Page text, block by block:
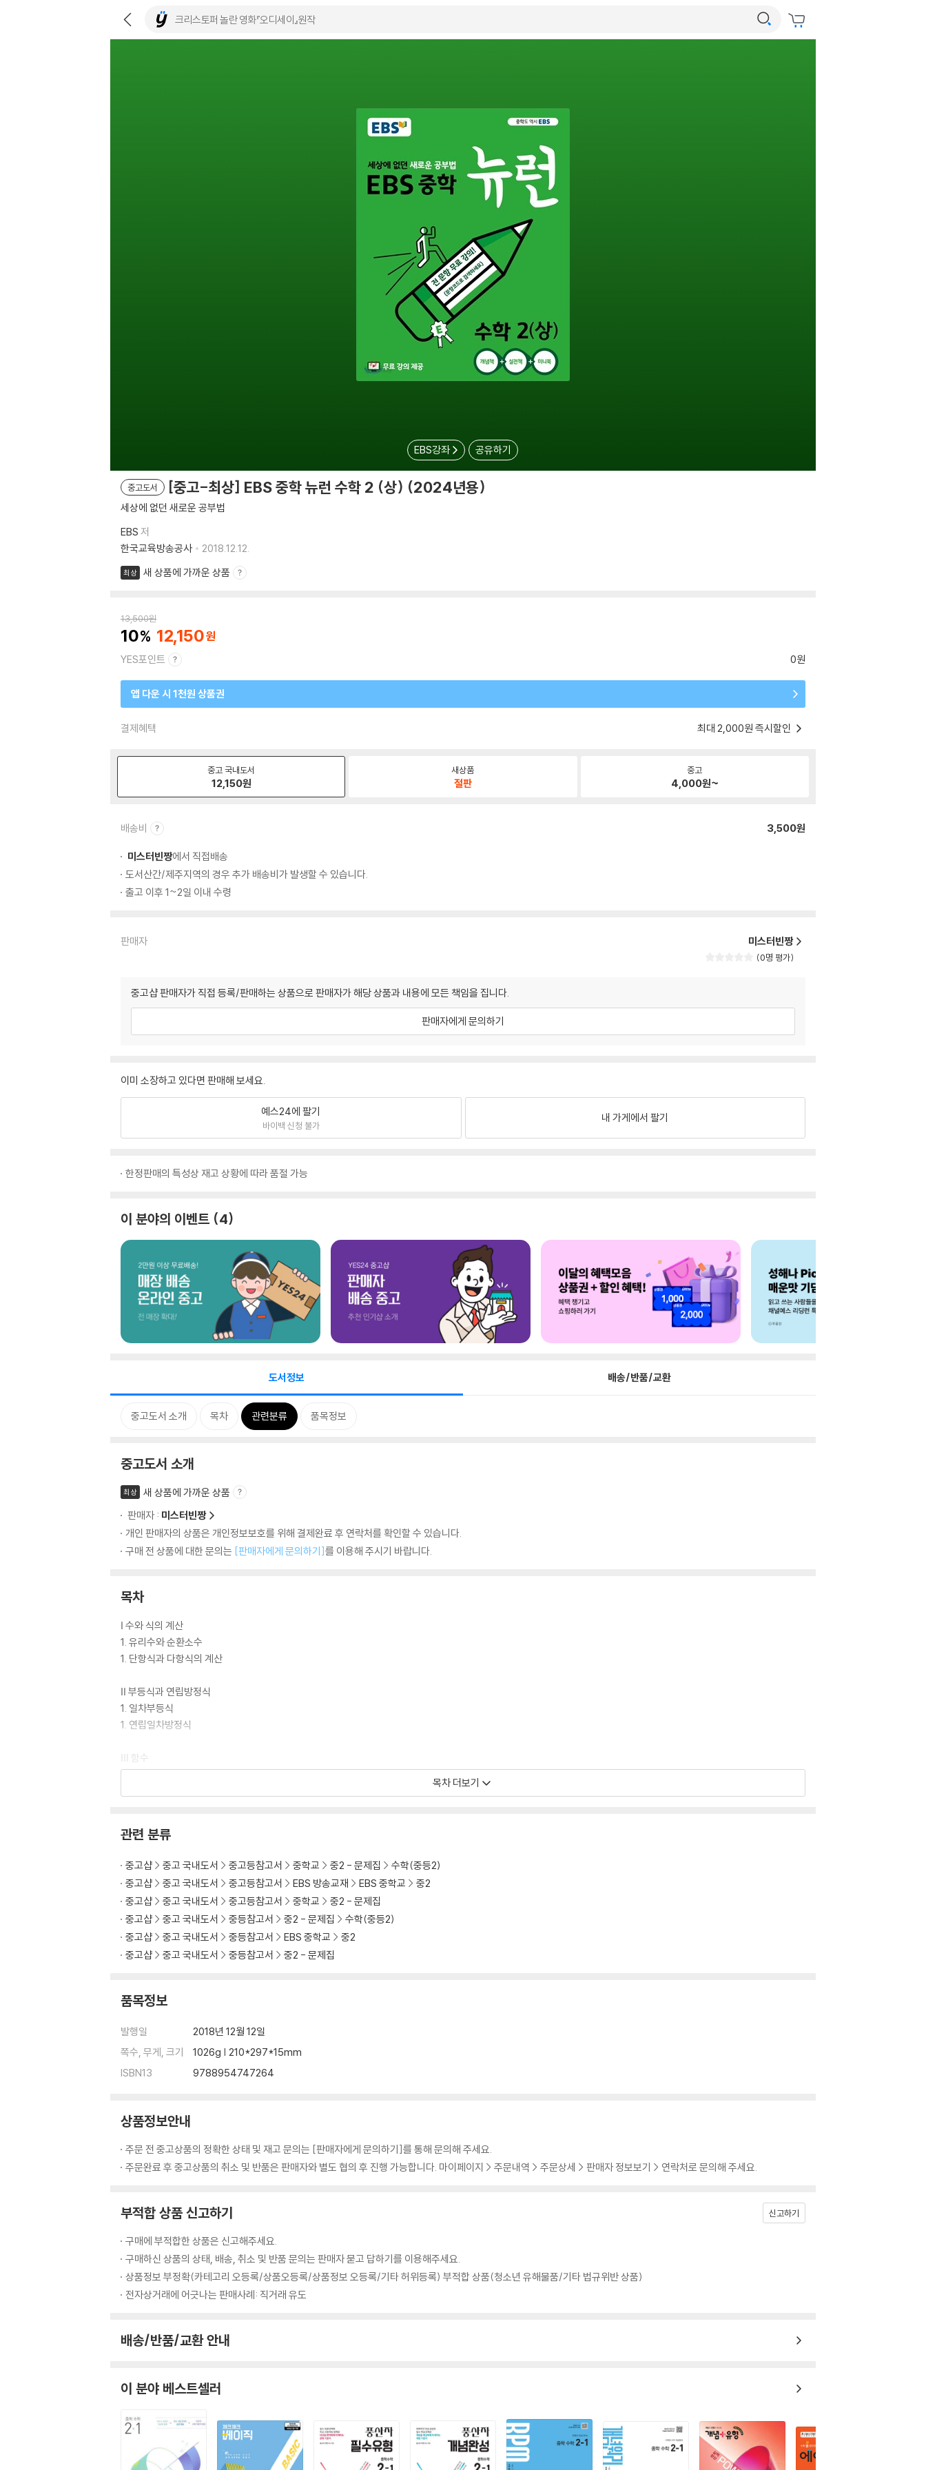
EBS강좌 공유하기
중고도서 [중고-최상] EBS 중학 뉴런 수학 2 (상) (2024년용)
세상에 없던 새로운 공부법
EBS 저
한국교육방송공사
2018.12.12.
최상 새 상품에 가까운 상품
13,500원
10 12,150
YES포인트 0원
앱 다운 시 1천원 상품권
결제혜택 최대 2,000원 즉시할인
중고 국내도서
12,150원
새상품
절판
중고
4,000원~
배송비 3,500원
미스터빈짱에서 직접배송
도서산간/제주지역의 경우 추가 배송비가 발생할 수 있습니다.
출고 이후 1~2일 이내 수령
판매자 미스터빈짱
0명 평가
중고샵 판매자가 직접 등록/판매하는 상품으로 판매자가 해당 상품과 내용에 모든 책임을 집니다.
판매자에게 문의하기
이미 소장하고 있다면 판매해 보세요.
예스24에 팔기
바이백 신청 불가
내 가게에서 팔기
한정판매의 특성상 재고 상황에 따라 품절 가능
이 분야의 이벤트 4
도서정보 배송/반품/교환
중고도서 소개 목차 관련분류 품목정보
중고도서 소개
최상
새 상품에 가까운 상품
판매자 : 미스터빈짱
개인 판매자의 상품은 개인정보보호를 위해 결제완료 후 연락처를 확인할 수 있습니다.
구매 전 상품에 대한 문의는 [판매자에게 문의하기]를 이용해 주시기 바랍니다.
목차
Ⅰ 수와 식의 계산
1. 유리수와 순환소수
1. 단항식과 다항식의 계산
Ⅱ 부등식과 연립방정식
1. 일차부등식
1. 연립일차방정식
Ⅲ 함수
1. 일차함수와 그래프
목차 더보기
관련 분류
중고샵 중고 국내도서 중고등참고서 중학교 중2 - 문제집
수학(중등2)
중고샵
중고 국내도서 중고등참고서 EBS 방송교재 EBS 중학교
중2
중고샵
중고 국내도서 중고등참고서 중학교
중2 - 문제집
중고샵
중고 국내도서 중등참고서 중2 - 문제집
수학(중등2)
중고샵
중고 국내도서 중등참고서 EBS 중학교
중2
중고샵
중고 국내도서 중등참고서 중2 - 문제집
품목정보
발행일
2018년 12월 12일
쪽수, 무게, 크기
1026g | 210*297*15mm
ISBN13
9788954747264
상품정보안내
주문 전 중고상품의 정확한 상태 및 재고 문의는 [판매자에게 문의하기]를 통해 문의해 주세요.
주문완료 후 중고상품의 취소 및 반품은 판매자와 별도 협의 후 진행 가능합니다. 마이페이지 > 주문내역 > 주문상세 > 판매자 정보보기 > 연락처로 문의해 주세요.
부적합 상품 신고하기 신고하기
구매에 부적합한 상품은 신고해주세요.
구매하신 상품의 상태, 배송, 취소 및 반품 문의는 판매자 묻고 답하기를 이용해주세요.
상품정보 부정확(카테고리 오등록/상품오등록/상품정보 오등록/기타 허위등록) 부적합 상품(청소년 유해물품/기타 법규위반 상품)
전자상거래에 어긋나는 판매사례: 직거래 유도
배송/반품/교환 안내
이 분야 베스트셀러